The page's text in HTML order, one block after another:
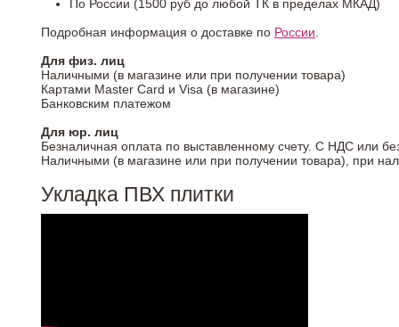
По России (1500 руб до любой ТК в пределах МКАД)
Подробная информация о доставке по России
Для физ. лиц
Наличными (в магазине или при получении товара)
Картами Master Card и Visa (в магазине)
Банковским платежом
Для юр. лиц
Безналичная оплата по выставленному счету. С НДС или
Наличными (в магазине или при получении товара), при
Укладка ПВХ плитки